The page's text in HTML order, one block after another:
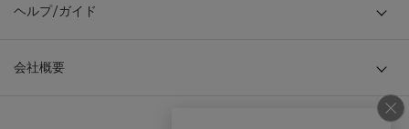
ヘルプ/ガイド
会社概要